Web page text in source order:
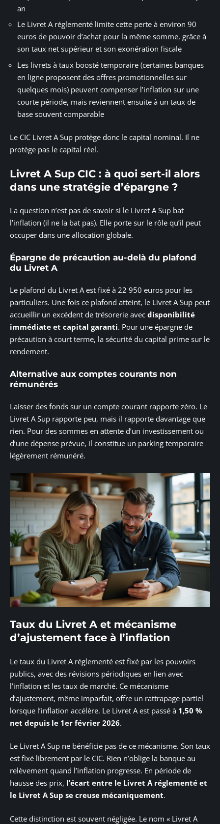
an
Le Livret A réglementé limite cette perte à environ 90
euros de pouvoir d’achat pour la même somme, grâce à
son taux net supérieur et son exonération fiscale
Les livrets à taux boosté temporaire (certaines banques
en ligne proposent des offres promotionnelles sur
quelques mois) peuvent compenser l’inflation sur une
courte période, mais reviennent ensuite à un taux de
base souvent comparable
Le CIC Livret A Sup protège donc le capital nominal. Il ne
protège pas le capital réel.
Livret A Sup CIC : à quoi sert-il alors
dans une stratégie d’épargne ?
La question n’est pas de savoir si le Livret A Sup bat
l’inflation (il ne la bat pas). Elle porte sur le rôle qu’il peut
occuper dans une allocation globale.
Épargne de précaution au-delà du plafond
du Livret A
Le plafond du Livret A est fixé à 22 950 euros pour les
particuliers. Une fois ce plafond atteint, le Livret A Sup peut
accueillir un excédent de trésorerie avec disponibilité
immédiate et capital garanti. Pour une épargne de
précaution à court terme, la sécurité du capital prime sur le
rendement.
Alternative aux comptes courants non
rémunérés
Laisser des fonds sur un compte courant rapporte zéro. Le
Livret A Sup rapporte peu, mais il rapporte davantage que
rien. Pour des sommes en attente d’un investissement ou
d’une dépense prévue, il constitue un parking temporaire
légèrement rémunéré.
Taux du Livret A et mécanisme
d’ajustement face à l’inflation
Le taux du Livret A réglementé est fixé par les pouvoirs
publics, avec des révisions périodiques en lien avec
l’inflation et les taux de marché. Ce mécanisme
d’ajustement, même imparfait, offre un rattrapage partiel
lorsque l’inflation accélère. Le Livret A est passé à 1,50 %
net depuis le 1er février 2026.
Le Livret A Sup ne bénéficie pas de ce mécanisme. Son taux
est fixé librement par le CIC. Rien n’oblige la banque au
relèvement quand l’inflation progresse. En période de
hausse des prix, l’écart entre le Livret A réglementé et
le Livret A Sup se creuse mécaniquement.
Cette distinction est souvent négligée. Le nom « Livret A